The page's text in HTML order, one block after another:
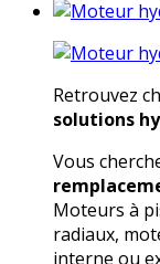
Retrouvez
solutions
Vous
Moteurs à
radiaux,
interne ou